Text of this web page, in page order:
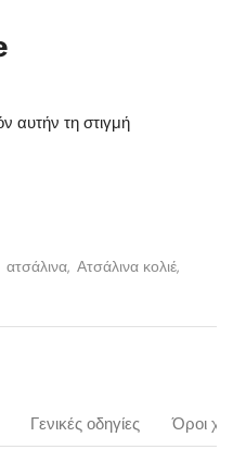
αυτήν τη στιγμή
ατσάλινα, Ατσάλινα κολιέ,
Γενικές οδηγίες Όροι